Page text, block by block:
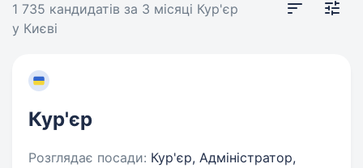
1 735 кандидатів за 3 місяці Кур'єр
у Києві
Кур'єр
Розглядає посади: Кур'єр, Адміністратор,